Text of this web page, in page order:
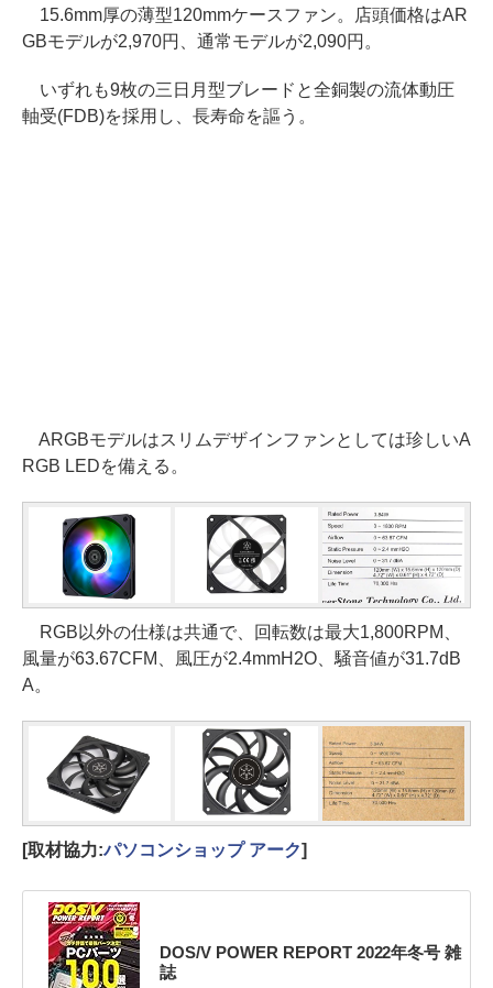
15.6mm厚の薄型120mmケースファン。店頭価格はAR
GBモデルが2,970円、通常モデルが2,090円。
いずれも9枚の三日月型ブレードと全銅製の流体動圧
軸受(FDB)を採用し、長寿命を謳う。
ARGBモデルはスリムデザインファンとしては珍しいA
RGB LEDを備える。
RGB以外の仕様は共通で、回転数は最大1,800RPM、
風量が63.67CFM、風圧が2.4mmH2O、騒音値が31.7dB
A。
[取材協力:パソコンショップ アーク]
DOS/V POWER REPORT 2022年冬号 雑
誌